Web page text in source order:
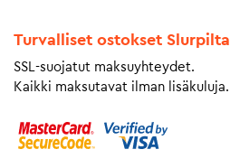
Turvalliset ostokset Slurpilta
SSL-suojatut maksuyhteydet.
Kaikki maksutavat ilman lisäkuluja.